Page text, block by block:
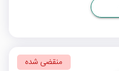
منقضی شده